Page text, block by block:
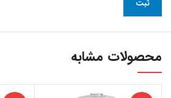
محصولات مشابه